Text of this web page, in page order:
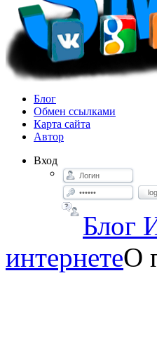
Блог
Обмен ссылками
Карта сайта
Автор
Вход
Блог
интернетеО